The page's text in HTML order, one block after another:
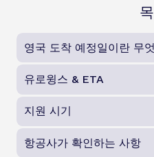
영국 도착 예정일이란 무
유로윙스 & ETA
지원 시기
항공사가 확인하는 사항